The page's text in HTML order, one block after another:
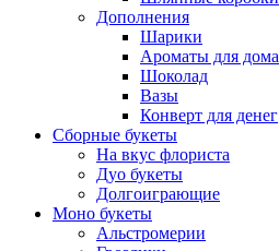
Дополнения
Шарики
Ароматы для дома
Шоколад
Вазы
Конверт для денег
Сборные букеты
На вкус флориста
Дуо букеты
Долгоиграющие
Моно букеты
Альстромерии